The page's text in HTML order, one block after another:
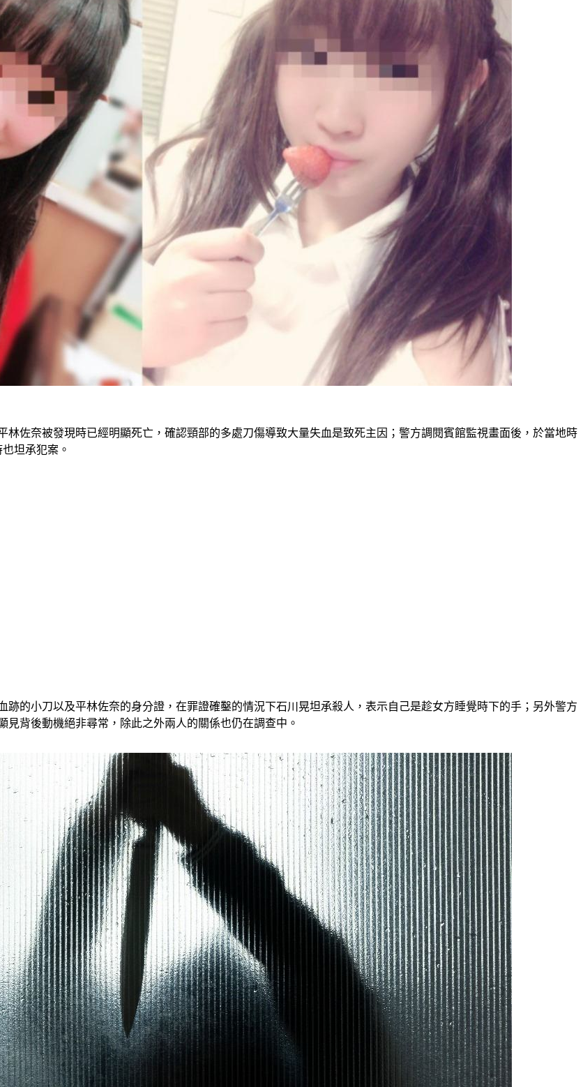
佐奈被發現時已經明顯死亡，確認頸部的多處刀傷導致大量失血是致死主因；警方調閱賓館監視畫面後，於當地時
坦承犯案。
跡的小刀以及平林佐奈的身分證，在罪證確鑿的情況下石川晃坦承殺人，表示自己是趁女方睡覺時下的手；另外警方
背後動機絕非尋常，除此之外兩人的關係也仍在調查中。